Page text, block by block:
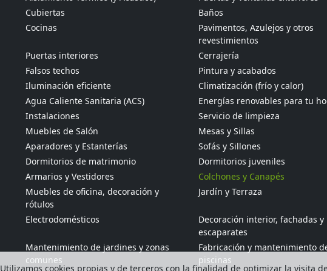
Utilizamos cookies propias y de terceros con la finalidad de optimizar la visita
Cubiertas
Baños
Cocinas
Pavimentos, Azulejos y otros
revestimientos
Puertas interiores
Cerrajería
Falsos techos
Pintura y acabados
Iluminación eficiente
Climatización (frío y calor)
Agua Caliente Sanitaria (ACS)
Energías renovables para tu
Instalaciones
Servicio de limpieza
Muebles de Salón
Mesas y Sillas
Aparadores y Estanterías
Sofás y Sillones
Dormitorios de matrimonio
Dormitorios juveniles
Armarios y Vestidores
Colchones y Canapés
Muebles de oficina, decoración y
rótulos
Jardín y Terraza
Electrodomésticos
Decoración interior, fachadas y
escaparates
Mantenimiento de jardines y zonas
comunes
Fabricación y mantenimiento
piscinas